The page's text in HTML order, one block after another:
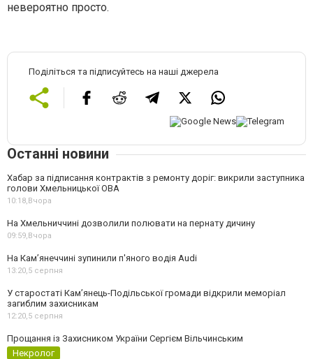
невероятно просто.
Поділіться та підписуйтесь на наші джерела
Останні новини
Хабар за підписання контрактів з ремонту доріг: викрили заступника
голови Хмельницької ОВА
10:18,Вчора
На Хмельниччині дозволили полювати на пернату дичину
09:59,Вчора
На Камʼянеччині зупинили п'яного водія Audi
13:20,5 серпня
У старостаті Кам’янець-Подільської громади відкрили меморіал
загиблим захисникам
12:20,5 серпня
Прощання із Захисником України Сергієм Вільчинським
Некролог